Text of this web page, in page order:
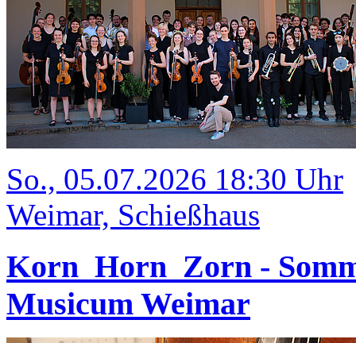
So., 05.07.2026 18:30 Uhr
Weimar, Schießhaus
Korn_Horn_Zorn -
Musicum Weimar